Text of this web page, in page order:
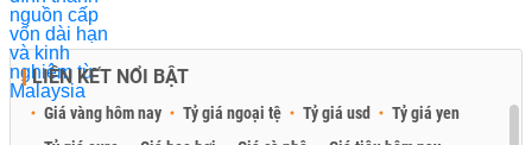
LIÊN KẾT NỔI BẬT
Giá vàng hôm nay Tỷ giá ngoại tệ Tỷ giá usd
Tỷ giá yen